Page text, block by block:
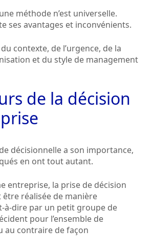
méthode n’est universelle.
ses avantages et inconvénients.
contexte, de l’urgence, de la
et du style de management
de la décision
décisionnelle a son importance,
en ont tout autant.
entreprise, la prise de décision
réalisée de manière
à-dire par un petit groupe de
pour l’ensemble de
au contraire de façon